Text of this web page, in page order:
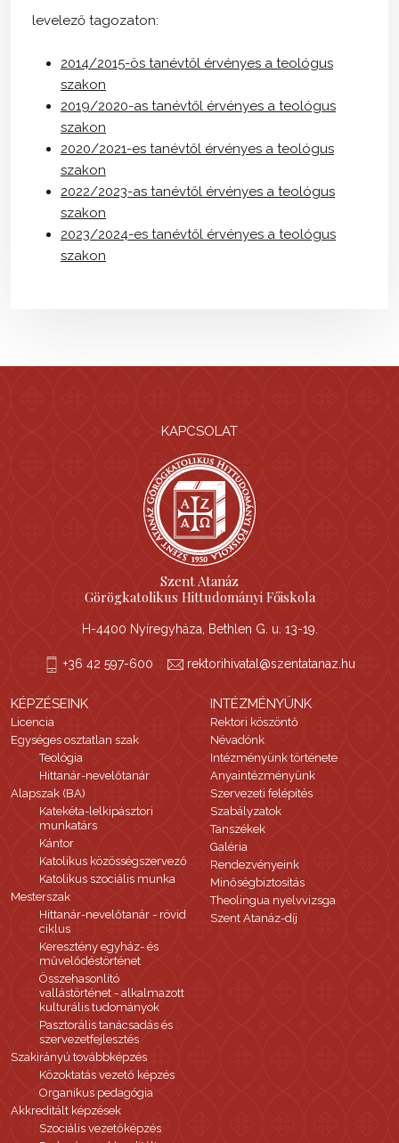
levelező tagozaton:
2014/2015-ös tanévtől érvényes a teológus
szakon
2019/2020-as tanévtől érvényes a teológus
szakon
2020/2021-es tanévtől érvényes a teológus
szakon
2022/2023-as tanévtől érvényes a teológus
szakon
2023/2024-es tanévtől érvényes a teológus
szakon
KAPCSOLAT
Szent Atanáz
Görögkatolikus Hittudományi Főiskola
H-4400 Nyíregyháza, Bethlen G. u. 13-19.
+36 42 597-600 rektorihivatal@szentatanaz.hu
KÉPZÉSEINK
Licencia
Egységes osztatlan szak
Teológia
Hittanár-nevelőtanár
Alapszak (BA)
Katekéta-lelkipásztori
munkatárs
Kántor
Katolikus közösségszervező
Katolikus szociális munka
Mesterszak
Hittanár-nevelőtanár - rövid
ciklus
Keresztény egyház- és
művelődéstörténet
Összehasonlító
vallástörténet - alkalmazott
kulturális tudományok
Pasztorális tanácsadás és
szervezetfejlesztés
Szakirányú továbbképzés
Közoktatás vezető képzés
Organikus pedagógia
Akkreditált képzések
Szociális vezetőképzés
INTÉZMÉNYÜNK
Rektori köszöntő
Névadónk
Intézményünk története
Anyaintézményünk
Szervezeti felépítés
Szabályzatok
Tanszékek
Galéria
Rendezvényeink
Minőségbiztosítás
Theolingua nyelvvizsga
Szent Atanáz-díj